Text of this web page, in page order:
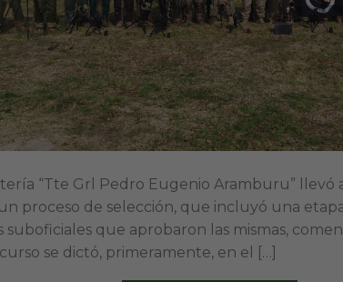
“Tte Grl Pedro Eugenio Aramburu” llevó
proceso de selección, que incluyó una
suboficiales que aprobaron las mismas,
se dictó, primeramente, en el […]